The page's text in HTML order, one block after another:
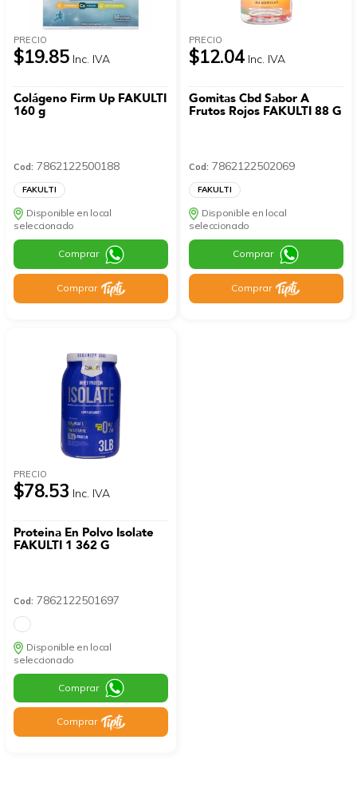
PRECIO
$19.85 Inc. IVA
Colágeno Firm Up FAKULTI
160 g
Cod: 7862122500188
FAKULTI
Disponible en local
seleccionado
Comprar
Comprar
PRECIO
$12.04 Inc. IVA
Gomitas Cbd Sabor A
Frutos Rojos FAKULTI 88 G
Cod: 7862122502069
FAKULTI
Disponible en local
seleccionado
Comprar
Comprar
PRECIO
$78.53 Inc. IVA
Proteina En Polvo Isolate
FAKULTI 1 362 G
Cod: 7862122501697
Disponible en local
seleccionado
Comprar
Comprar